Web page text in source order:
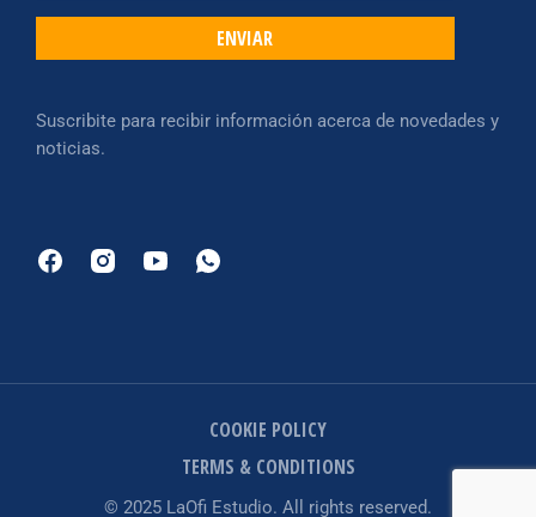
ENVIAR
Suscribite para recibir información acerca de novedades y
noticias.
© 2025 LaOfi Estudio. All rights reserved.
COOKIE POLICY
TERMS & CONDITIONS